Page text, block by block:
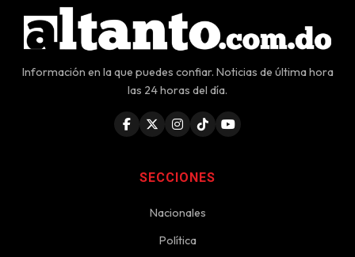
Información en la que puedes confiar. Noticias de última hora
las 24 horas del día.
SECCIONES
Nacionales
Política